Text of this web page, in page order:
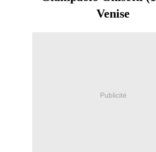
Venise
Publicité